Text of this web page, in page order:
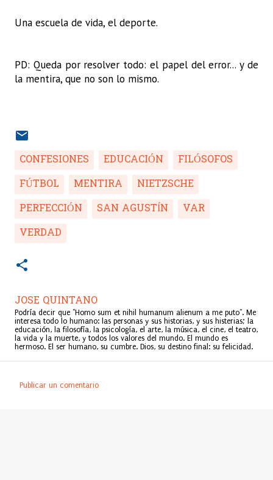
Una escuela de vida, el deporte.
PD: Queda por resolver todo: el papel del error... y de
la mentira, que no son lo mismo.
CONFESIONES EDUCACIÓN
FILÓSOFOS
FÚTBOL
MENTIRA
NIETZSCHE
PERFECCIÓN
SAN AGUSTÍN
VAR
VERDAD
JOSE QUINTANO
Podría decir que "Homo sum et nihil humanum alienum a me puto". Me
interesa todo lo humano: las personas y sus historias, y sus histerias; la
educación, la filosofía, la psicología, el arte, la música, el cine, el teatro,
la vida y la muerte, y todos los valores del mundo. El mundo es
hermoso. El ser humano, su cumbre. Dios, su destino final: su felicidad.
Publicar un comentario